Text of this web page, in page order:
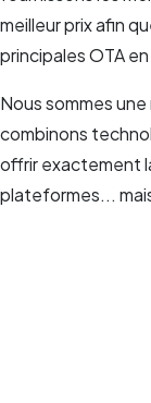
meilleur prix afin
principales OTA
Nous sommes
combinons
offrir exactement
plateformes...